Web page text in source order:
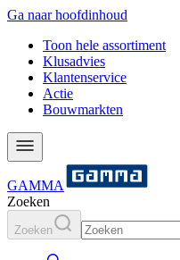
Ga naar hoofdinhoud
Toon hele assortiment
Klusadvies
Klantenservice
Actie
Bouwmarkten
GAMMA
Zoeken
Zoeken